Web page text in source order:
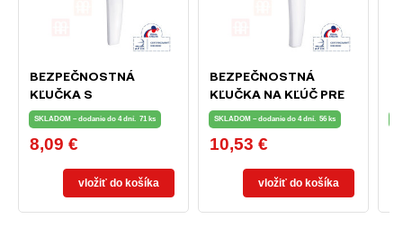
BEZPEČNOSTNÁ
KĽUČKA S
UZAMYKACÍM
TLAČIDLOM PRE OKNÁ
A TERASOVÉ DVERE
BIELA
SKLADOM – dodanie do 4 dní. 71 ks
Cena
8,09 €
vložiť do košíka
BEZPEČNOSTNÁ
KĽUČKA NA KĽÚČ PRE
OKNÁ A TERASOVÉ
DVERE BIELA
SKLADOM – dodanie do 4 dní. 56 ks
Cena
10,53 €
vložiť do košíka